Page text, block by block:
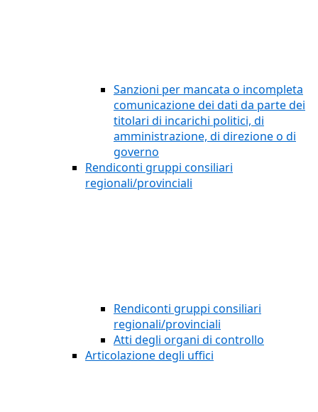
Sanzioni per mancata o incompleta
comunicazione dei dati da parte dei
titolari di incarichi politici, di
amministrazione, di direzione o di
governo
Rendiconti gruppi consiliari
regionali/provinciali
Rendiconti gruppi consiliari
regionali/provinciali
Atti degli organi di controllo
Articolazione degli uffici